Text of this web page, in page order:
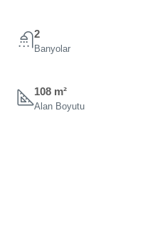
2
Banyolar
108 m²
Alan Boyutu